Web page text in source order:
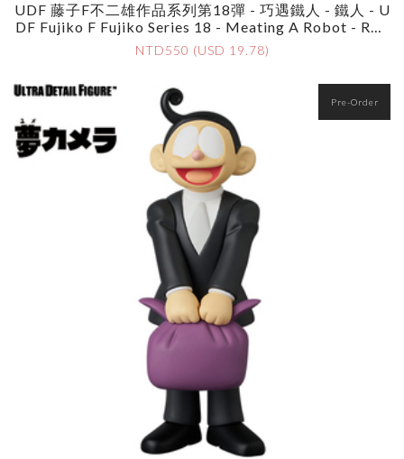
UDF 藤子F不二雄作品系列第18彈 - 巧遇鐵人 - 鐵人 - U
DF Fujiko F Fujiko Series 18 - Meating A Robot - Rob
Ot
NTD550 (USD 19.78)
Pre-Order